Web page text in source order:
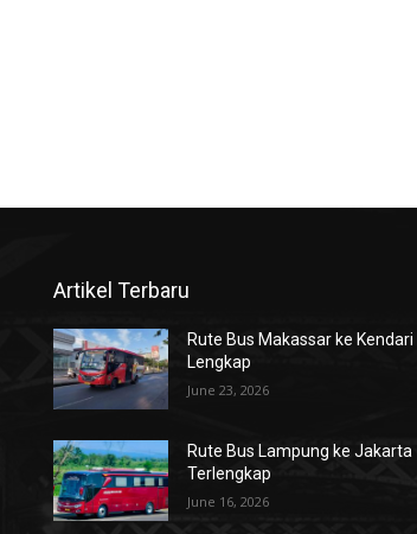
Artikel Terbaru
Rute Bus Makassar ke Kendari
Lengkap
June 23, 2026
Rute Bus Lampung ke Jakarta
Terlengkap
June 16, 2026